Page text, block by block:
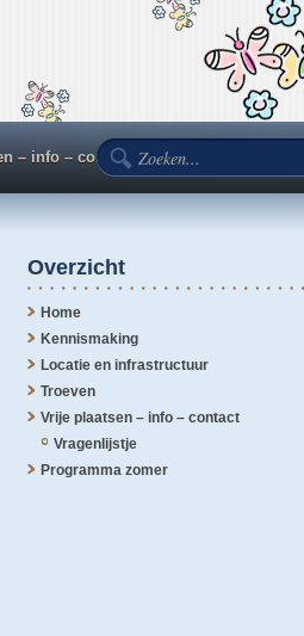
– info – contact Programma zomer
Overzicht
Home
Kennismaking
Locatie en infrastructuur
Troeven
Vrije plaatsen – info – contact
Vragenlijstje
Programma zomer